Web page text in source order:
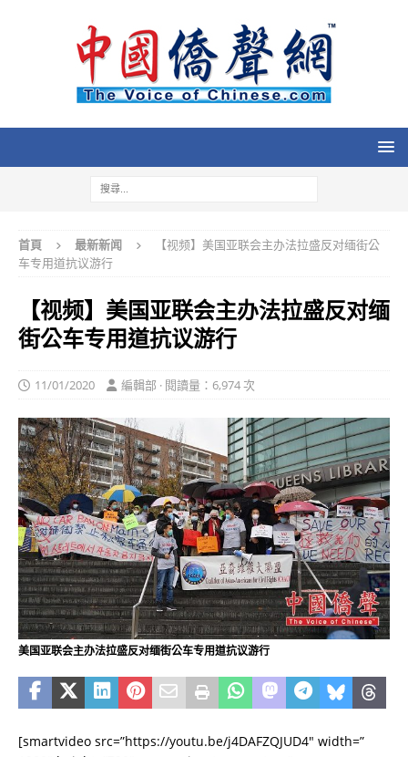
首頁 最新新闻
【视频】美国亚联会主办法拉盛反对缅街公
车专用道抗议游行
【视频】美国亚联会主办法拉盛反对缅
街公车专用道抗议游行
11/01/2020 編輯部 · 閱讀量：6,974 次
美国亚联会主办法拉盛反对缅街公车专用道抗议游行
[smartvideo src=”https://youtu.be/j4DAFZQJUD4″ width=”